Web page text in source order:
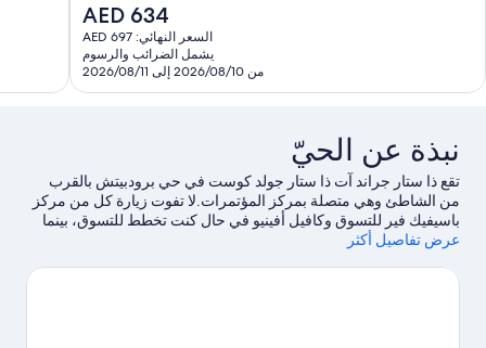
السعر
الحالي
هو
AED
634
AED 634
السعر النهائي: AED 697
يشمل الضرائب والرسوم
من 2026/08/10 إلى 2026/08/11
نبذة عن الحيّ
تقع ذا ستار جراند آت ذا ستار جولد كوست في حي برودبيتش ‏بالقرب
من الشاطئ وهي متصلة بمركز المؤتمرات.لا تفوت زيارة كل من مركز
باسيفيك فير للتسوق وكافيل أفينيو في حال كنت تخطط للتسوق، بينما
يُمكن لأولئك الذين يرغبون في اكتشاف مناطق الجذب الشهيرة في
كورومبيا.هل ترغب في خوض تجربة جديدة؟ يُمكنك الاستمتاع بخوض
عرض تفاصيل أكثر